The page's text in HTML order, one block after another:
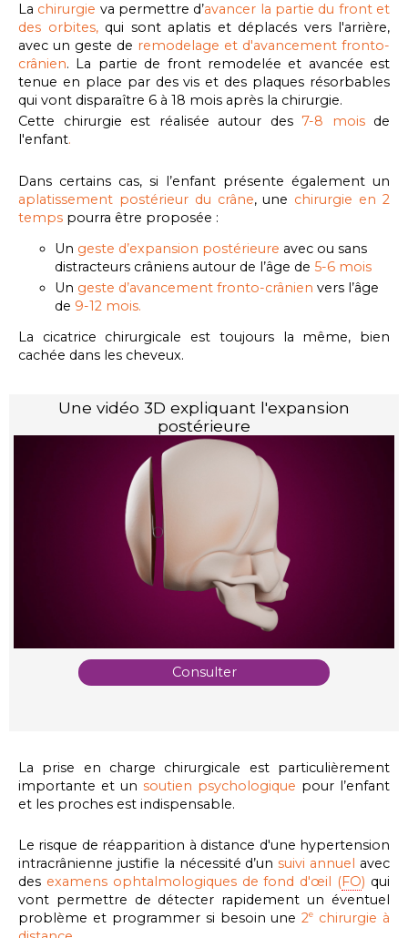
La chirurgie va permettre d’avancer la partie du front et
des orbites,qui sont aplatis et déplacés vers l'arrière,
avec un geste de remodelage et d'avancement fronto-
crânien. La partie de front remodelée et avancée est
tenue en place par des vis et des plaques résorbables
qui vont disparaître 6 à 18 mois après la chirurgie.
Cette chirurgie est réalisée autour des 7-8 moisde
l'enfant.
Dans certains cas, si l’enfant présente également un
aplatissement postérieur du crâne, une chirurgie en 2
temps pourra être proposée :
Un geste d’expansion postérieure avec ou sans
distracteurs crâniens autour de l’âge de 5-6 mois
Un geste d’avancement fronto-crânien vers l’âge
de 9-12 mois.
La cicatrice chirurgicale est toujours la même, bien
cachée dans les cheveux.
Une vidéo 3D expliquant l'expansion
postérieure
Consulter
La prise en charge chirurgicale est particulièrement
importante et un soutien psychologique pour l’enfant
et les proches est indispensable.
Le risque de réapparition à distance d'une hypertension
intracrânienne justifie la nécessité d’unsuivi annuel
avec
des examens ophtalmologiques de fond d'œil (FO) qui
vont permettre de détecter rapidement un éventuel
problème et programmer si besoin une2e
chirurgie à